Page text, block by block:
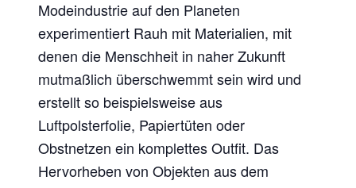
Modeindustrie auf den Planeten
experimentiert Rauh mit Materialien, mit
denen die Menschheit in naher Zukunft
mutmaßlich überschwemmt sein wird und
erstellt so beispielsweise aus
Luftpolsterfolie, Papiertüten oder
Obstnetzen ein komplettes Outfit. Das
Hervorheben von Objekten aus dem